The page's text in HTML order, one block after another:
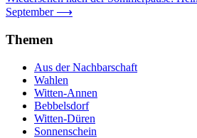
September ⟶
Themen
Aus der Nachbarschaft
Wahlen
Witten-Annen
Bebbelsdorf
Witten-Düren
Sonnenschein